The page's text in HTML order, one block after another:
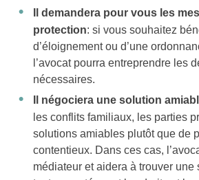
Il demandera pour vous les
protection: si vous souhaitez
d’éloignement ou d’une
l’avocat pourra entreprendre les
nécessaires.
Il négociera une solution
les conflits familiaux, les parties
solutions amiables plutôt que de
contentieux. Dans ces cas,
médiateur et aidera à trouver une